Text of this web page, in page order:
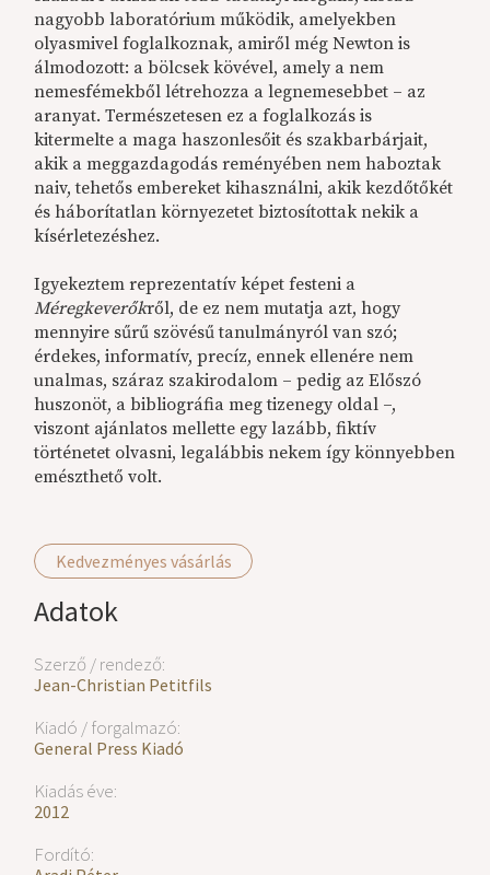
Kedvezményes vásárlás
Adatok
Szerző / rendező:
Jean-Christian Petitfils
Kiadó / forgalmazó:
General Press Kiadó
Kiadás éve:
2012
Fordító:
nagyobb laboratórium működik, amelyekben
olyasmivel foglalkoznak, amiről még Newton is
álmodozott: a bölcsek kövével, amely a nem
nemesfémekből létrehozza a legnemesebbet – az
aranyat. Természetesen ez a foglalkozás is
kitermelte a maga haszonlesőit és szakbarbárjait,
akik a meggazdagodás reményében nem haboztak
naiv, tehetős embereket kihasználni, akik kezdőtőkét
és háborítatlan környezetet biztosítottak nekik a
kísérletezéshez.
Igyekeztem reprezentatív képet festeni a
Méregkeverőkről, de ez nem mutatja azt, hogy
mennyire sűrű szövésű tanulmányról van szó;
érdekes, informatív, precíz, ennek ellenére nem
unalmas, száraz szakirodalom – pedig az Előszó
huszonöt, a bibliográfia meg tizenegy oldal –,
viszont ajánlatos mellette egy lazább, fiktív
történetet olvasni, legalábbis nekem így könnyebben
emészthető volt.